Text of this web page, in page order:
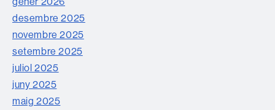
desembre 2025
novembre 2025
setembre 2025
juliol 2025
juny 2025
maig 2025